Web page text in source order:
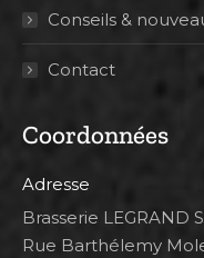
Conseils &
Contact
Coordonnées
Adresse
Brasserie LEGRAND
Rue Barthélemy